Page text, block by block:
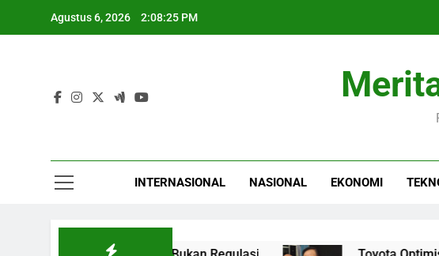
Agustus 6, 2026 2:08:26 PM
INTERNASIONAL NASIONAL EKONOMI